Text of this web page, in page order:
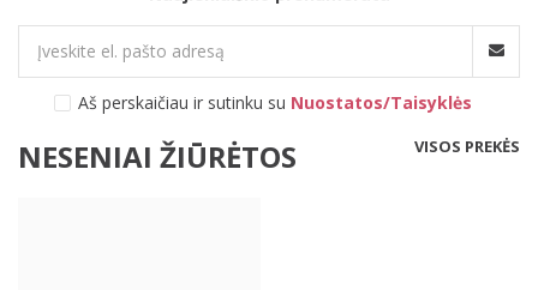
Aš perskaičiau ir sutinku su Nuostatos/Taisyklės
NESENIAI ŽIŪRĖTOS VISOS PREKĖS